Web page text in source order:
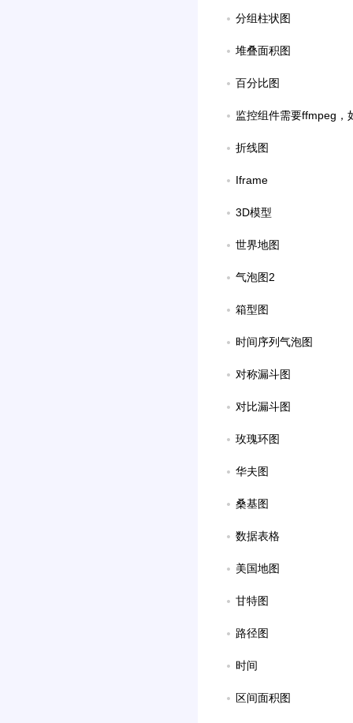
分组柱状图
堆叠面积图
百分比图
监控组件需要ffmpeg，
折线图
Iframe
3D模型
世界地图
气泡图2
箱型图
时间序列气泡图
对称漏斗图
对比漏斗图
玫瑰环图
华夫图
桑基图
数据表格
美国地图
甘特图
路径图
时间
区间面积图